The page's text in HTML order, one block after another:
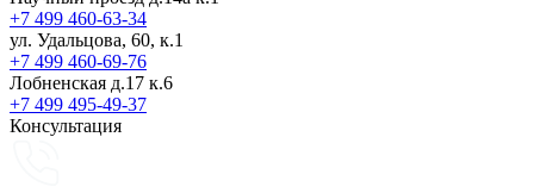
+7 499 460-63-34
ул. Удальцова, 60, к.1
+7 499 460-69-76
Лобненская д.17 к.6
+7 499 495-49-37
Консультация